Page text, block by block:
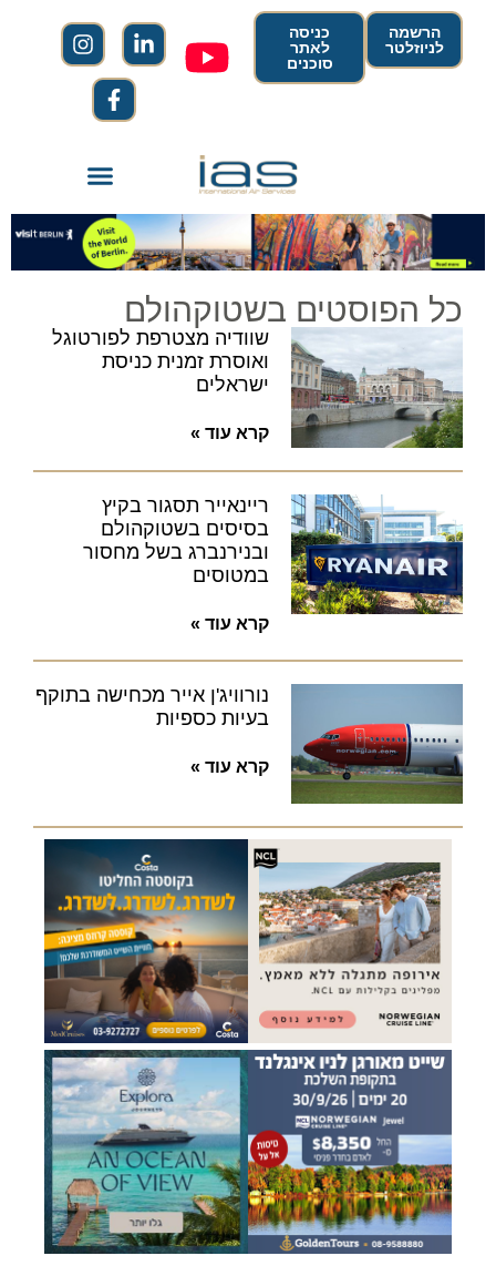
הרשמה
לניוזלטר
כניסה
לאתר
סוכנים
כל הפוסטים בשטוקהולם
שוודיה מצטרפת לפורטוגל
ואוסרת זמנית כניסת
ישראלים
קרא עוד »
ריינאייר תסגור בקיץ
בסיסים בשטוקהולם
ובנירנברג בשל מחסור
במטוסים
קרא עוד »
נורוויג'ן אייר מכחישה בתוקף
בעיות כספיות
קרא עוד »